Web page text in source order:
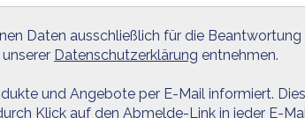
Daten ausschließlich für die Beantwortung
Datenschutzerklärung entnehmen.
und Angebote per E-Mail informiert.
Klick auf den Abmelde-Link in jeder E-